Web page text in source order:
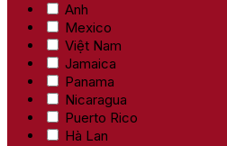
Anh
Mexico
Việt Nam
Jamaica
Panama
Nicaragua
Puerto Rico
Hà Lan